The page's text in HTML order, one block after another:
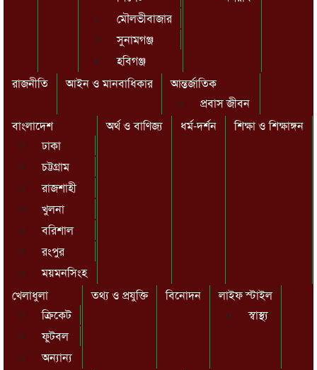
মৌলভীবাজার
সুনামগঞ্জ
হবিগঞ্জ
রাজনীতি আইন ও মানবাধিকার
আন্তর্জাতিক
প্রবাস জীবন
বাংলাদেশ
ঢাকা
চট্টগ্রাম
রাজশাহী
খুলনা
বরিশাল
রংপুর
ময়মনসিংহ
অর্থ ও বাণিজ্য ধর্ম-দর্শন শিক্ষা ও শিক্ষাঙ্গন
খেলাধুলা
ক্রিকেট
ফুটবল
অন্যান্য
তথ্য ও প্রযুক্তি বিনোদন
লাইফ স্টাইল
স্বাস্থ্য